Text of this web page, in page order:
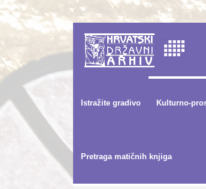
Istražite gradivo Kulturno-
Pretraga matičnih knjiga